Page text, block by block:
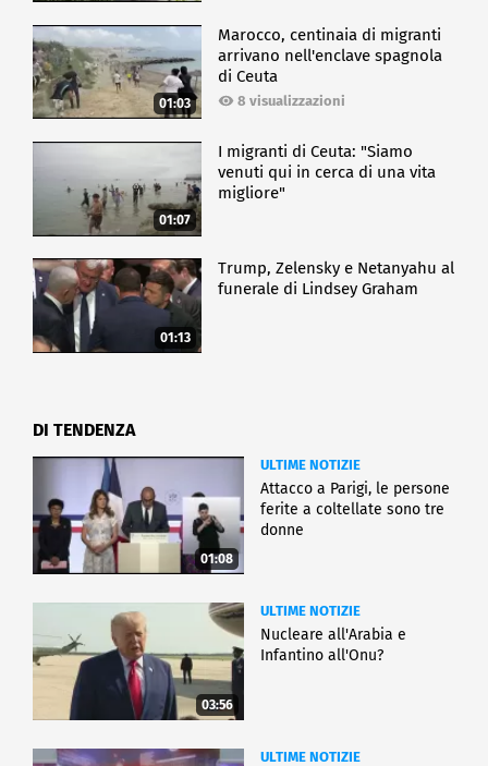
01:03
Marocco, centinaia di migranti
arrivano nell'enclave spagnola
di Ceuta
8 visualizzazioni
01:07
I migranti di Ceuta: "Siamo
venuti qui in cerca di una vita
migliore"
01:13
Trump, Zelensky e Netanyahu al
funerale di Lindsey Graham
DI TENDENZA
01:08
ULTIME NOTIZIE
Attacco a Parigi, le persone
ferite a coltellate sono tre
donne
03:56
ULTIME NOTIZIE
Nucleare all'Arabia e
Infantino all'Onu?
ULTIME NOTIZIE